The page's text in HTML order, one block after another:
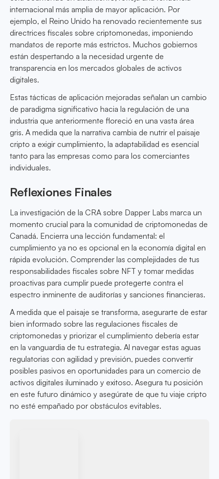
internacional más amplia de mayor aplicación. Por
ejemplo, el Reino Unido ha renovado recientemente sus
directrices fiscales sobre criptomonedas, imponiendo
mandatos de reporte más estrictos. Muchos gobiernos
están despertando a la necesidad urgente de
transparencia en los mercados globales de activos
digitales.
Estas tácticas de aplicación mejoradas señalan un cambio
de paradigma significativo hacia la regulación de una
industria que anteriormente floreció en una vasta área
gris. A medida que la narrativa cambia de nutrir el paisaje
cripto a exigir cumplimiento, la adaptabilidad es esencial
tanto para las empresas como para los comerciantes
individuales.
Reflexiones Finales
La investigación de la CRA sobre Dapper Labs marca un
momento crucial para la comunidad de criptomonedas de
Canadá. Encierra una lección fundamental: el
cumplimiento ya no es opcional en la economía digital en
rápida evolución. Comprender las complejidades de tus
responsabilidades fiscales sobre NFT y tomar medidas
proactivas para cumplir puede protegerte contra el
espectro inminente de auditorías y sanciones financieras.
A medida que el paisaje se transforma, asegurarte de estar
bien informado sobre las regulaciones fiscales de
criptomonedas y priorizar el cumplimiento debería estar
en la vanguardia de tu estrategia. Al navegar estas aguas
regulatorias con agilidad y previsión, puedes convertir
posibles pasivos en oportunidades para un comercio de
activos digitales iluminado y exitoso. Asegura tu posición
en este futuro dinámico y asegúrate de que tu viaje cripto
no esté empañado por obstáculos evitables.